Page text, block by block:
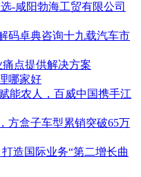
-咸阳勃海工贸有限公司
码卓典咨询十九载汽车市
点提供解决方案
哪家好
能农人，百威中国携手江
方盒子车型累销突破65万
造国际业务“第二增长曲